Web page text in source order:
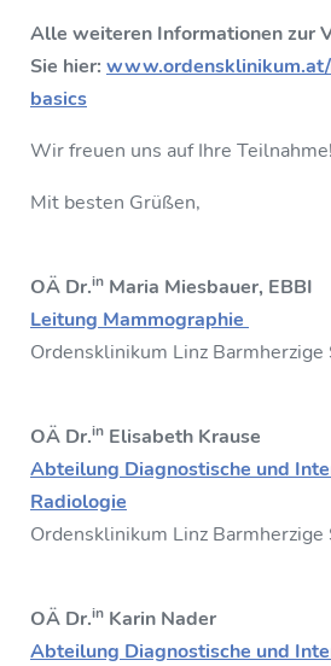
Alle weiteren Informationen zur
Sie hier:
basics
Wir freuen uns auf Ihre Teilnahme!
Mit besten Grüßen,
OÄ Dr.in Maria Miesbauer, EBBI
Leitung Mammographie
Ordensklinikum Linz Barmherzige
OÄ Dr.in Elisabeth Krause
Abteilung Diagnostische und
Radiologie
Ordensklinikum Linz Barmherzige
OÄ Dr.in Karin Nader
Abteilung Diagnostische und